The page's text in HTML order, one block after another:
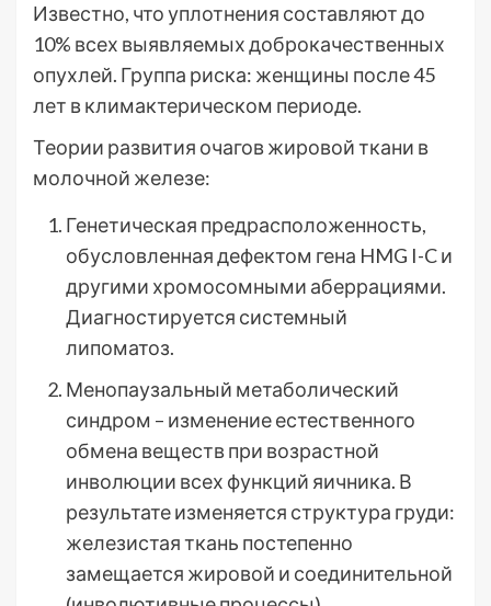
Известно, что уплотнения составляют до
10% всех выявляемых доброкачественных
опухлей. Группа риска: женщины после 45
лет в климактерическом периоде.
Теории развития очагов жировой ткани в
молочной железе:
Генетическая предрасположенность,
обусловленная дефектом гена HMG I-C и
другими хромосомными аберрациями.
Диагностируется системный
липоматоз.
Менопаузальный метаболический
синдром – изменение естественного
обмена веществ при возрастной
инволюции всех функций яичника. В
результате изменяется структура груди:
железистая ткань постепенно
замещается жировой и соединительной